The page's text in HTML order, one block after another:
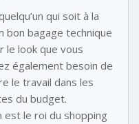
qui soit à la
bon bagage technique
le look que vous
également besoin de
le travail dans les
du budget.
est le roi du shopping